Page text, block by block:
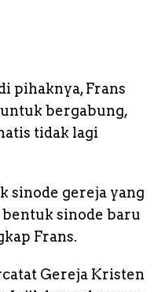
pihaknya, Frans
bergabung,
tidak lagi
sinode gereja yang
sinode baru
Frans.
Gereja Kristen